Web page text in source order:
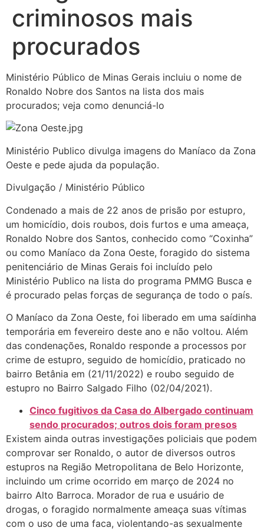
criminosos mais
procurados
Ministério Público de Minas Gerais incluiu o nome de
Ronaldo Nobre dos Santos na lista dos mais
procurados; veja como denunciá-lo
Ministério Publico divulga imagens do Maníaco da Zona
Oeste e pede ajuda da população.
Divulgação / Ministério Público
Condenado a mais de 22 anos de prisão por estupro,
um homicídio, dois roubos, dois furtos e uma ameaça,
Ronaldo Nobre dos Santos, conhecido como “Coxinha”
ou como Maníaco da Zona Oeste, foragido do sistema
penitenciário de Minas Gerais foi incluído pelo
Ministério Publico na lista do programa PMMG Busca e
é procurado pelas forças de segurança de todo o país.
O Maníaco da Zona Oeste, foi liberado em uma saídinha
temporária em fevereiro deste ano e não voltou. Além
das condenações, Ronaldo responde a processos por
crime de estupro, seguido de homicídio, praticado no
bairro Betânia em (21/11/2022) e roubo seguido de
estupro no Bairro Salgado Filho (02/04/2021).
Cinco fugitivos da Casa do Albergado continuam
sendo procurados; outros dois foram presos
Existem ainda outras investigações policiais que podem
comprovar ser Ronaldo, o autor de diversos outros
estupros na Região Metropolitana de Belo Horizonte,
incluindo um crime ocorrido em março de 2024 no
bairro Alto Barroca. Morador de rua e usuário de
drogas, o foragido normalmente ameaça suas vítimas
com o uso de uma faca, violentando-as sexualmente